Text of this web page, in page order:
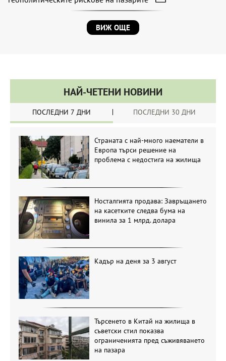
ВИЖ ОЩЕ
НАЙ-ЧЕТЕНИ НОВИНИ
ПОСЛЕДНИ 7 ДНИ ПОСЛЕДНИ 30 ДНИ
Страната с най-много наематели в
Европа търси решение на
проблема с недостига на жилища
Носталгията продава: Завръщането
на касетките следва бума на
винила за 1 млрд. долара
Кадър на деня за 3 август
Търсенето в Китай на жилища в
съветски стил показва
ограниченията пред съживяването
на пазара